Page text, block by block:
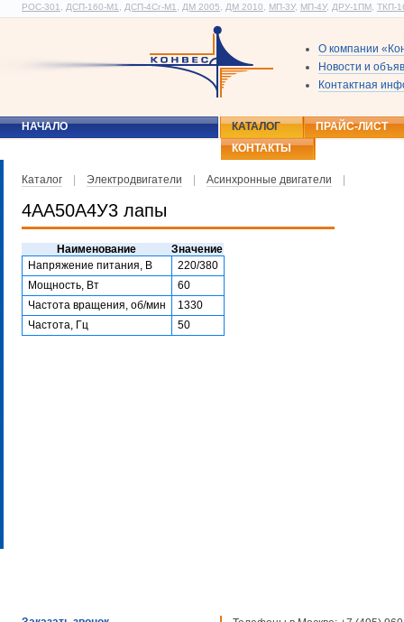
РОС-301 ДСП-160-М1 ДСП-4Сг-М1 ДМ 2005 ДМ 2010 МП-3У, МП-4У, ДРУ-1ПМ ТКП-
О компании
Новости и
Контактная
НАЧАЛО КАТАЛОГ
ПРАЙС-ЛИСТ
КОНТАКТЫ
Каталог Электродвигатели Асинхронные двигатели
4АА50А4У3 лапы
Наименование
Значение
Напряжение питания, В
220/380
Мощность, Вт
60
Частота вращения, об/мин
1330
Частота, Гц
50